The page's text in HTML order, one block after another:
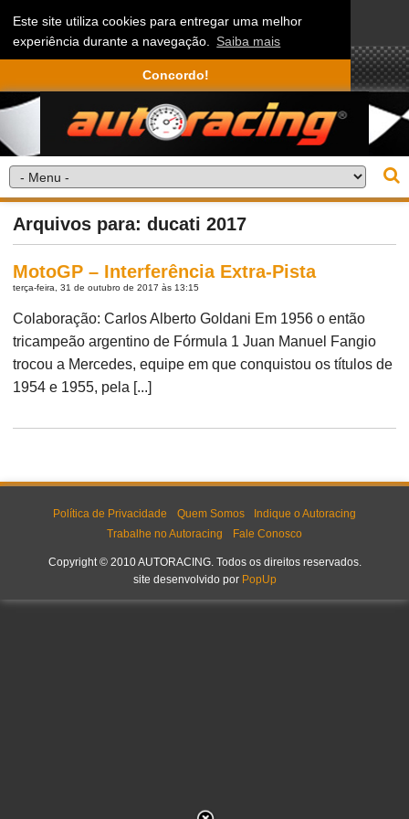
Este site utiliza cookies para entregar uma melhor
experiência durante a navegação. Saiba mais
Concordo!
Arquivos para: ducati 2017
MotoGP – Interferência Extra-Pista
terça-feira, 31 de outubro de 2017 às 13:15
Colaboração: Carlos Alberto Goldani Em 1956 o então
tricampeão argentino de Fórmula 1 Juan Manuel Fangio
trocou a Mercedes, equipe em que conquistou os títulos de
1954 e 1955, pela [...]
Política de Privacidade Quem Somos
Indique o Autoracing
Trabalhe no Autoracing
Fale Conosco
Copyright © 2010 AUTORACING. Todos os direitos reservados.
site desenvolvido por PopUp